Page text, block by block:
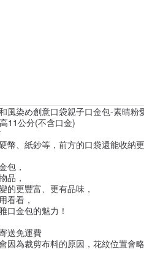
風染め創意口袋親子口金包-素晴粉
11公分(不含口金)
幣、紙鈔等，前方的口袋還能收納
包，
品，
的更豐富、更有品味，
看看，
口金包的魅力！
送免運費
因為裁剪布料的原因，花紋位置會略